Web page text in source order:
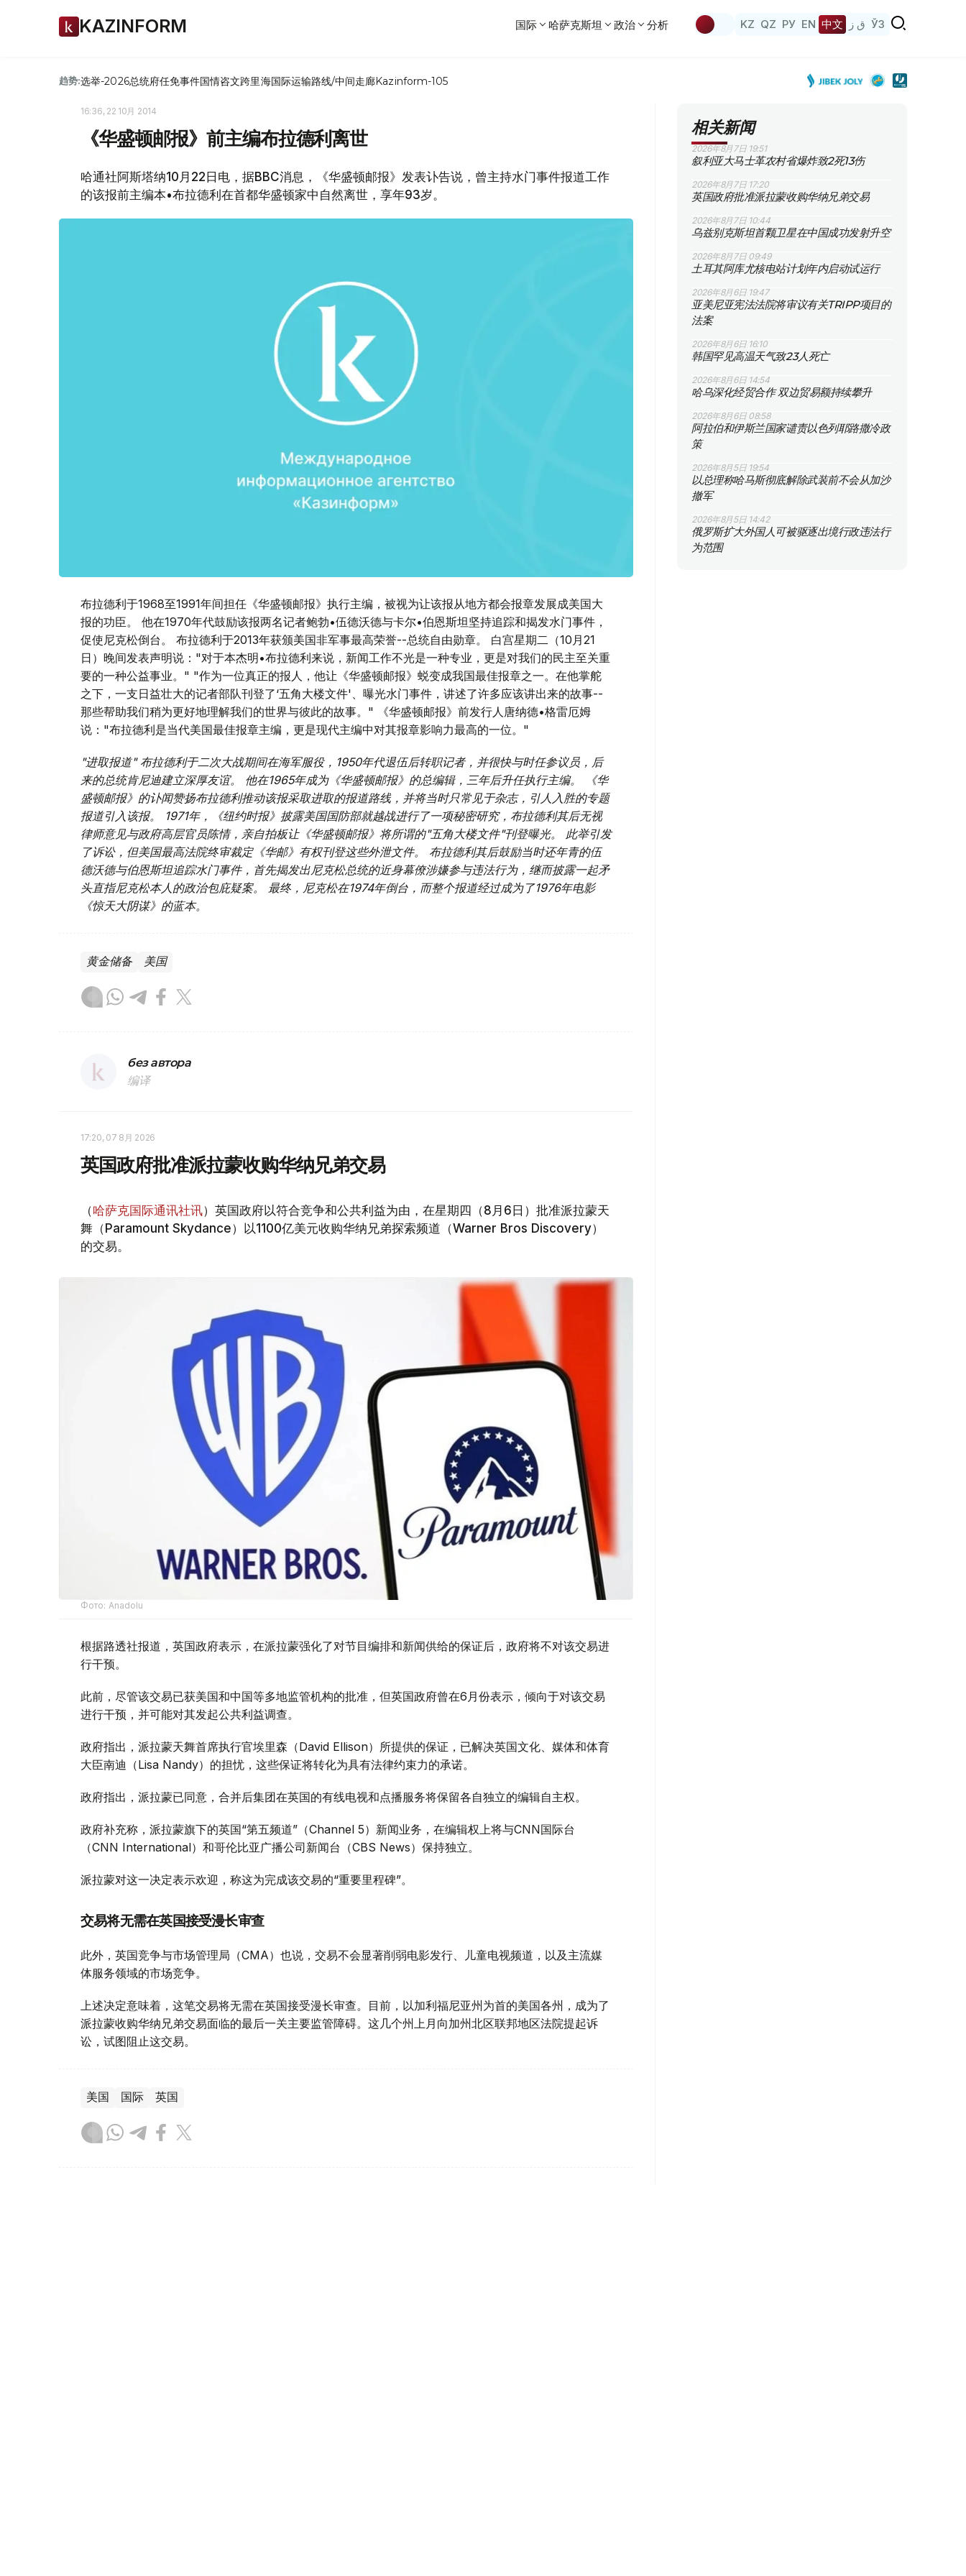
KAZINFORM 国际 哈萨克斯坦 政治 分析 KZ QZ РУ EN 中文 ق ز ЎЗ
趋势:选举-2026总统府任免事件国情咨文跨里海国际运输路线/中间走廊Kazinform-105
16:36, 22 10月 2014
《华盛顿邮报》前主编布拉德利离世
哈通社阿斯塔纳10月22日电，据BBC消息，《华盛顿邮报》发表讣告说，曾主持水门事件报道工作
的该报前主编本•布拉德利在首都华盛顿家中自然离世，享年93岁。
布拉德利于1968至1991年间担任《华盛顿邮报》执行主编，被视为让该报从地方都会报章发展成美国大
报的功臣。 他在1970年代鼓励该报两名记者鲍勃•伍德沃德与卡尔•伯恩斯坦坚持追踪和揭发水门事件，
促使尼克松倒台。 布拉德利于2013年获颁美国非军事最高荣誉--总统自由勋章。 白宫星期二（10月21
日）晚间发表声明说："对于本杰明•布拉德利来说，新闻工作不光是一种专业，更是对我们的民主至关重
要的一种公益事业。" "作为一位真正的报人，他让《华盛顿邮报》蜕变成我国最佳报章之一。在他掌舵
之下，一支日益壮大的记者部队刊登了‘五角大楼文件'、曝光水门事件，讲述了许多应该讲出来的故事--
那些帮助我们稍为更好地理解我们的世界与彼此的故事。" 《华盛顿邮报》前发行人唐纳德•格雷厄姆
说："布拉德利是当代美国最佳报章主编，更是现代主编中对其报章影响力最高的一位。"
"进取报道" 布拉德利于二次大战期间在海军服役，1950年代退伍后转职记者，并很快与时任参议员，后
来的总统肯尼迪建立深厚友谊。 他在1965年成为《华盛顿邮报》的总编辑，三年后升任执行主编。 《华
盛顿邮报》的讣闻赞扬布拉德利推动该报采取进取的报道路线，并将当时只常见于杂志，引人入胜的专题
报道引入该报。 1971年，《纽约时报》披露美国国防部就越战进行了一项秘密研究，布拉德利其后无视
律师意见与政府高层官员陈情，亲自拍板让《华盛顿邮报》将所谓的"五角大楼文件"刊登曝光。 此举引发
了诉讼，但美国最高法院终审裁定《华邮》有权刊登这些外泄文件。 布拉德利其后鼓励当时还年青的伍
德沃德与伯恩斯坦追踪水门事件，首先揭发出尼克松总统的近身幕僚涉嫌参与违法行为，继而披露一起矛
头直指尼克松本人的政治包庇疑案。 最终，尼克松在1974年倒台，而整个报道经过成为了1976年电影
《惊天大阴谋》的蓝本。
黄金储备 美国
без автора
编译
17:20, 07 8月 2026
英国政府批准派拉蒙收购华纳兄弟交易
（哈萨克国际通讯社讯）英国政府以符合竞争和公共利益为由，在星期四（8月6日）批准派拉蒙天
舞（Paramount Skydance）以1100亿美元收购华纳兄弟探索频道（Warner Bros Discovery）
的交易。
Фото: Аnadolu
根据路透社报道，英国政府表示，在派拉蒙强化了对节目编排和新闻供给的保证后，政府将不对该交易进
行干预。
此前，尽管该交易已获美国和中国等多地监管机构的批准，但英国政府曾在6月份表示，倾向于对该交易
进行干预，并可能对其发起公共利益调查。
政府指出，派拉蒙天舞首席执行官埃里森（David Ellison）所提供的保证，已解决英国文化、媒体和体育
大臣南迪（Lisa Nandy）的担忧，这些保证将转化为具有法律约束力的承诺。
政府指出，派拉蒙已同意，合并后集团在英国的有线电视和点播服务将保留各自独立的编辑自主权。
政府补充称，派拉蒙旗下的英国“第五频道”（Channel 5）新闻业务，在编辑权上将与CNN国际台
（CNN International）和哥伦比亚广播公司新闻台（CBS News）保持独立。
派拉蒙对这一决定表示欢迎，称这为完成该交易的“重要里程碑”。
交易将无需在英国接受漫长审查
此外，英国竞争与市场管理局（CMA）也说，交易不会显著削弱电影发行、儿童电视频道，以及主流媒
体服务领域的市场竞争。
上述决定意味着，这笔交易将无需在英国接受漫长审查。目前，以加利福尼亚州为首的美国各州，成为了
派拉蒙收购华纳兄弟交易面临的最后一关主要监管障碍。这几个州上月向加州北区联邦地区法院提起诉
讼，试图阻止这交易。
美国 国际 英国
相关新闻
2026年8月7日 19:51
叙利亚大马士革农村省爆炸致2死13伤
2026年8月7日 17:20
英国政府批准派拉蒙收购华纳兄弟交易
2026年8月7日 10:44
乌兹别克斯坦首颗卫星在中国成功发射升空
2026年8月7日 09:49
土耳其阿库尤核电站计划年内启动试运行
2026年8月6日 19:47
亚美尼亚宪法法院将审议有关TRIPP项目的
法案
2026年8月6日 16:10
韩国罕见高温天气致23人死亡
2026年8月6日 14:54
哈乌深化经贸合作 双边贸易额持续攀升
2026年8月6日 08:58
阿拉伯和伊斯兰国家谴责以色列耶路撒冷政
策
2026年8月5日 19:54
以总理称哈马斯彻底解除武装前不会从加沙
撤军
2026年8月5日 14:42
俄罗斯扩大外国人可被驱逐出境行政违法行
为范围